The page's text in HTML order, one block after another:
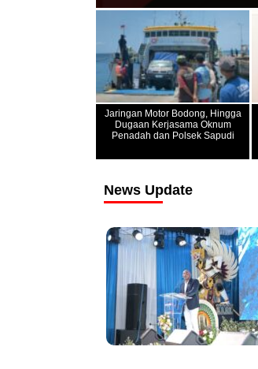
Jaringan Motor Bodong, Hingga
Dugaan Kerjasama Oknum
Penadah dan Polsek Sapudi
News Update